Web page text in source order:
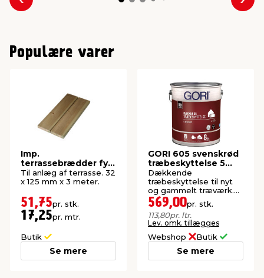
Forrige
Populære varer
Imp.
terrassebrædder fyr
32 x 125 mm x 3
meter
Til anlæg af terrasse. 32
x 125 mm x 3 meter.
51,75pr. stk.
17,25pr. mtr.
Butik
Se mere
GORI 605 svenskrød
træbeskyttelse 5
liter
Dækkende
træbeskyttelse til nyt
og gammelt træværk.
Oliebaseret.
569,00pr. stk.
113,80pr. ltr.
Lev. omk. tillægges
Webshop Butik
Se mere